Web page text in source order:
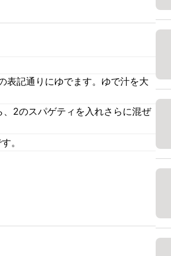
表記通りにゆでます。ゆで汁を大
2のスパゲティを入れさらに混ぜ
。